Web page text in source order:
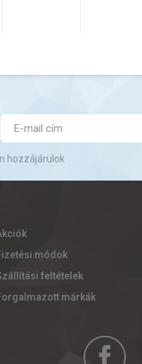
hozzájárulok
módok
feltételek
márkák